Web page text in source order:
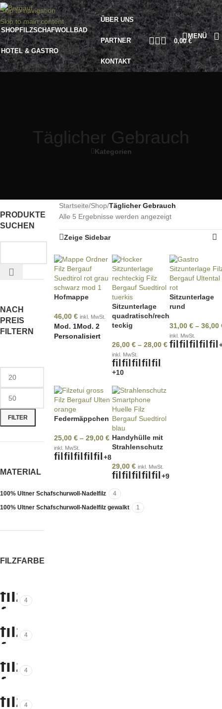
Skip to navigation
Skip to main content
SHOPFILZSCHAFWOLLBAD
HOTEL & GASTRO
ÜBER UNS
PARTNER
KONTAKT
0,00€
MENÜ
Täglicher Gebrauch
Kategorien
PRODUKTE
SUCHEN
NACH
PREIS
FILTERN
FILTER
MATERIAL
100% Ultner Schafschurwoll-Nadelfilz
4
100% Ultner Schafschurwoll-Nadelfilz gewalkt
1
FILZFARBE
4
4
4
4
Startseite/Shop/Täglicher Gebrauch
Alle 5 Ergebnisse werden angezeigt
Zeige Sidebar
Hofmappe
46,00€ inkl. MwSt.
Mod. 1Mod. 2
Personalisiert
Sitzunterlage
quadratisch/rech
teckig
26,00 €– 28,00 €
inkl. MwSt.
+10
Sitzunterlage
rund
31,00 €– 36,00
inkl. MwSt.
Federmäppchen
25,00€ –29,00€
inkl. MwSt.
+8
Handyhülle mit
Strahlenschutz
29,00 € inkl. MwSt.
+9